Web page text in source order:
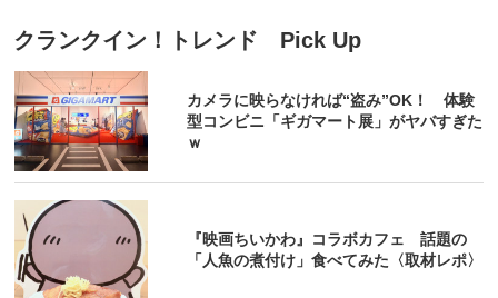
クランクイン！トレンド Pick Up
カメラに映らなければ“盗み”OK！ 体験
型コンビニ「ギガマート展」がヤバすぎた
ｗ
『映画ちいかわ』コラボカフェ 話題の
「人魚の煮付け」食べてみた〈取材レポ〉